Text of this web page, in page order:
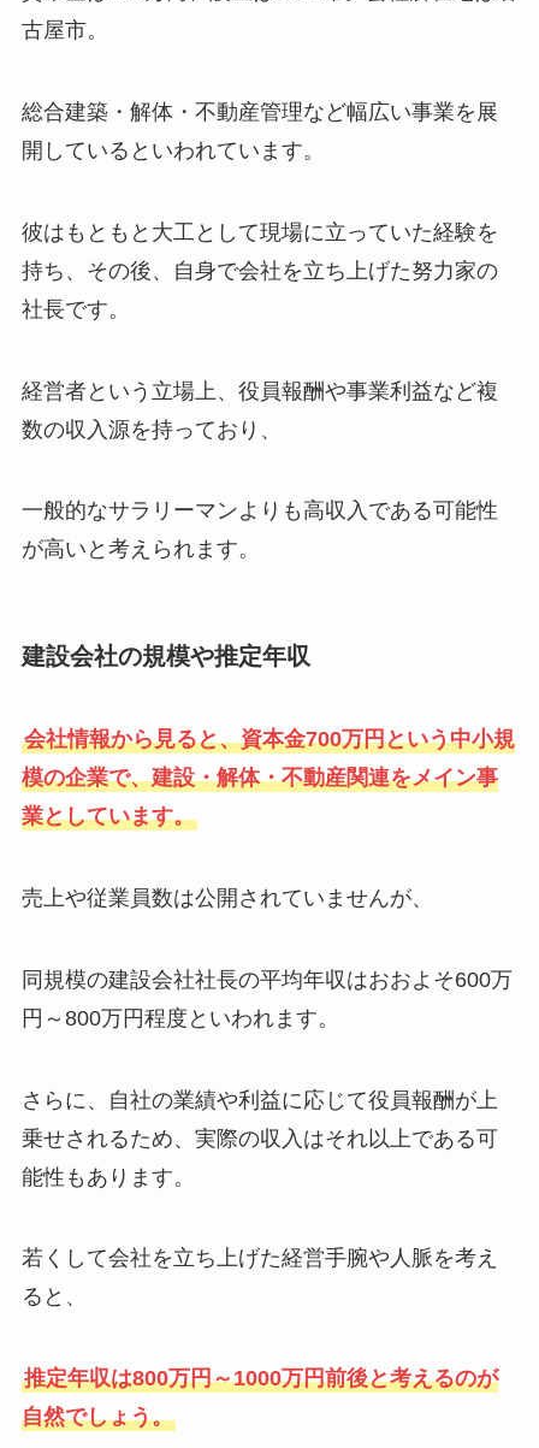
古屋市。
総合建築・解体・不動産管理など幅広い事業を展
開しているといわれています。
彼はもともと大工として現場に立っていた経験を
持ち、その後、自身で会社を立ち上げた努力家の
社長です。
経営者という立場上、役員報酬や事業利益など複
数の収入源を持っており、
一般的なサラリーマンよりも高収入である可能性
が高いと考えられます。
建設会社の規模や推定年収
会社情報から見ると、資本金700万円という中小規
模の企業で、建設・解体・不動産関連をメイン事
業としています。
売上や従業員数は公開されていませんが、
同規模の建設会社社長の平均年収はおおよそ600万
円～800万円程度といわれます。
さらに、自社の業績や利益に応じて役員報酬が上
乗せされるため、実際の収入はそれ以上である可
能性もあります。
若くして会社を立ち上げた経営手腕や人脈を考え
ると、
推定年収は800万円～1000万円前後と考えるのが
自然でしょう。